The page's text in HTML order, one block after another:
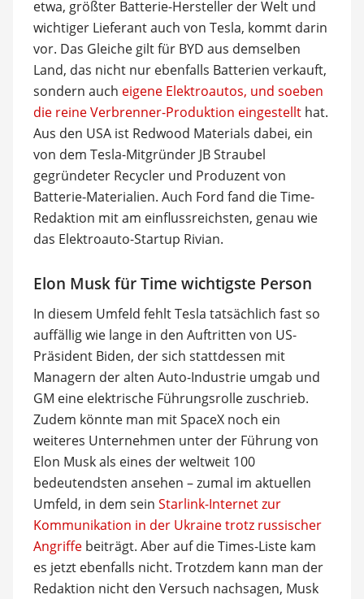
etwa, größter Batterie-Hersteller der Welt und
wichtiger Lieferant auch von Tesla, kommt darin
vor. Das Gleiche gilt für BYD aus demselben
Land, das nicht nur ebenfalls Batterien verkauft,
sondern auch eigene Elektroautos, und soeben
die reine Verbrenner-Produktion eingestellthat.
Aus den USA ist Redwood Materials dabei, ein
von dem Tesla-Mitgründer JB Straubel
gegründeter Recycler und Produzent von
Batterie-Materialien. Auch Ford fand die Time-
Redaktion mit am einflussreichsten, genau wie
das Elektroauto-Startup Rivian.
Elon Musk für Time wichtigste Person
In diesem Umfeld fehlt Tesla tatsächlich fast so
auffällig wie lange in den Auftritten von US-
Präsident Biden, der sich stattdessen mit
Managern der alten Auto-Industrie umgab und
GM eine elektrische Führungsrolle zuschrieb.
Zudem könnte man mit SpaceX noch ein
weiteres Unternehmen unter der Führung von
Elon Musk als eines der weltweit 100
bedeutendsten ansehen – zumal im aktuellen
Umfeld, in dem sein Starlink-Internet zur
Kommunikation in der Ukraine trotz russischer
Angriffebeiträgt. Aber auf die Times-Liste kam
es jetzt ebenfalls nicht. Trotzdem kann man der
Redaktion nicht den Versuch nachsagen, Musk